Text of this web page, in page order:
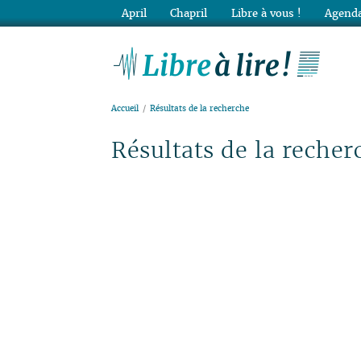
Accueil Résultats de la recherche
Résultats de la
April Chapril Libre à vous !